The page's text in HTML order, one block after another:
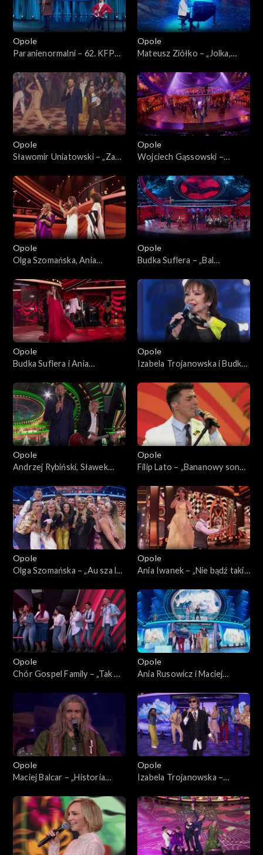
Opole
Paranienormalni – 62. KFPP:
Opole
Mateusz Ziółko – „Jolka,
Koncert „Zróbmy więc
prywatkę”
Opole
Sławomir Uniatowski – „Za
KFPP: Koncert „Zróbmy
więc prywatkę”
Opole
Wojciech Gąssowski –
prywatki”. 62. KFPP: Koncert
„Zróbmy więc prywatkę”
Opole
Olga Szomańska, Ania
Sławek Uniatowski –
„Chałupy welcome to”. 62.
KFPP: Koncert „Zróbmy
więc prywatkę”
Opole
Budka Suflera – „Bal
KFPP: Koncert „Zróbmy
więc prywatkę”
Opole
Budka Suflera i Ania
KFPP: Koncert „Zróbmy
więc prywatkę”
Opole
Izabela Trojanowska i Budka
ile kłamstw”. 62. KFPP:
Koncert „Zróbmy więc
prywatkę”
Opole
Andrzej Rybiński, Sławek
– „Czas relaksu”. 62. KFPP:
Koncert „Zróbmy więc
prywatkę”
Opole
Filip Lato – „Bananowy song”.
więc prywatkę”
Opole
Olga Szomańska – „Au sza la
„Zróbmy więc prywatkę”
Opole
Ania Iwanek – „Nie bądź taki
Koncert „Zróbmy więc
prywatkę”
Opole
Chór Gospel Family – „Tak mi
Koncert „Zróbmy więc
prywatkę”
Opole
Ania Rusowicz i Maciej
mi mówi, że mnie ktoś
pokochał”. 62. KFPP:
Koncert „Zróbmy więc
prywatkę”
Opole
Maciej Balcar – „Historia
Koncert „Zróbmy więc
prywatkę”
Opole
Izabela Trojanowska –
62. KFPP: Koncert „Zróbmy
więc prywatkę”